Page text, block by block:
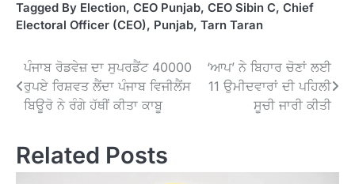
Tagged By Election, CEO Punjab, CEO Sibin C, Chief
Electoral Officer (CEO), Punjab, Tarn Taran
Post
navigation
ਪੰਜਾਬ ਰੋਡਵੇਜ਼ ਦਾ ਸੁਪਰਡੈਂਟ 40000
ਰੁਪਏ ਰਿਸ਼ਵਤ ਲੈਂਦਾ ਪੰਜਾਬ ਵਿਜੀਲੈਂਸ
ਬਿਊਰੋ ਨੇ ਰੰਗੇ ਹੱਥੀਂ ਕੀਤਾ ਕਾਬੂ
‘ਆਪ’ ਨੇ ਬਿਹਾਰ ਚੋਣਾਂ ਲਈ
11 ਉਮੀਦਵਾਰਾਂ ਦੀ ਪਹਿਲੀ
ਸੂਚੀ ਜਾਰੀ ਕੀਤੀ
Related Posts